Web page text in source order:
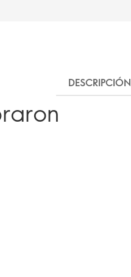
DESCRIPCIÓN